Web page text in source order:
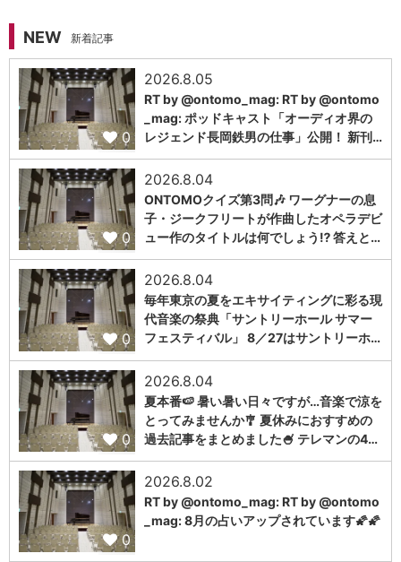
NEW 新着記事
0
2026.8.05
RT by @ontomo_mag: RT by @ontomo
_mag: ポッドキャスト「オーディオ界の
レジェンド長岡鉄男の仕事」公開！ 新刊…
0
2026.8.04
ONTOMOクイズ第3問🎶 ワーグナーの息
子・ジークフリートが作曲したオペラデビ
ュー作のタイトルは何でしょう⁉️ 答えと…
0
2026.8.04
毎年東京の夏をエキサイティングに彩る現
代音楽の祭典「サントリーホール サマー
フェスティバル」 8／27はサントリーホ…
0
2026.8.04
夏本番🍉 暑い暑い日々ですが…音楽で涼を
とってみませんか🎐 夏休みにおすすめの
過去記事をまとめました🍧 テレマンの4…
0
2026.8.02
RT by @ontomo_mag: RT by @ontomo
_mag: 8月の占いアップされています🌠🌠